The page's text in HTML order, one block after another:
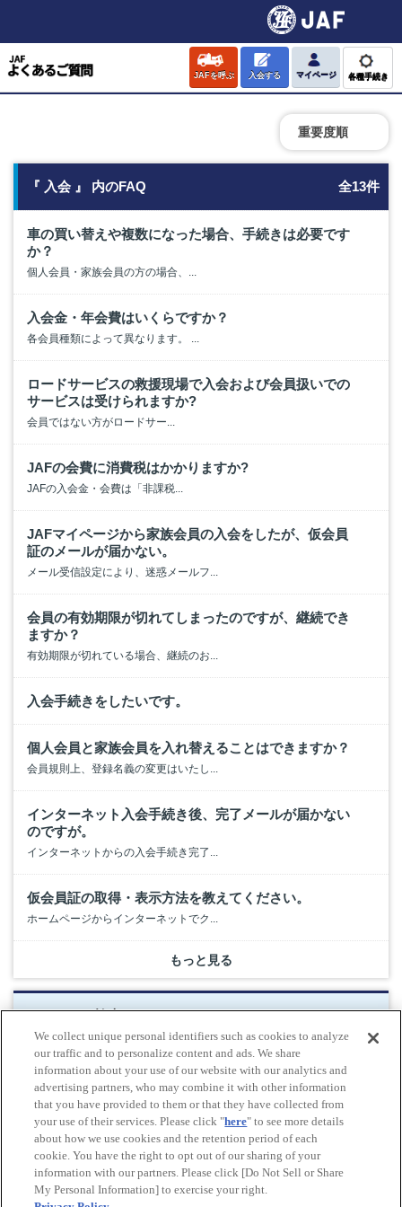
JAFを呼ぶ 入会する マイページ 各種手続き
重要度順
『 入会 』 内のFAQ 全13件
車の買い替えや複数になった場合、手続きは必要です
か？
個人会員・家族会員の方の場合、...
入会金・年会費はいくらですか？
各会員種類によって異なります。 ...
ロードサービスの救援現場で入会および会員扱いでの
サービスは受けられますか?
会員ではない方がロードサー...
JAFの会費に消費税はかかりますか?
JAFの入会金・会費は「非課税...
JAFマイページから家族会員の入会をしたが、仮会員
証のメールが届かない。
メール受信設定により、迷惑メールフ...
会員の有効期限が切れてしまったのですが、継続でき
ますか？
有効期限が切れている場合、継続のお...
入会手続きをしたいです。
個人会員と家族会員を入れ替えることはできますか？
会員規則上、登録名義の変更はいたし...
インターネット入会手続き後、完了メールが届かない
のですが。
インターネットからの入会手続き完了...
仮会員証の取得・表示方法を教えてください。
ホームページからインターネットでク...
もっと見る
キーワード検索
検索する
Do Not Sell or Share My Personal Information
© All rights reserved. JAF
We collect unique personal identifiers such as cookies to analyze
our traffic and to personalize content and ads. We share
information about your use of our website with our analytics and
advertising partners, who may combine it with other information
that you have provided to them or that they have collected from
your use of their services. Please click "here" to see more details
about how we use cookies and the retention period of each
cookie. You have the right to opt out of our sharing of your
information with our partners. Please click [Do Not Sell or Share
My Personal Information] to exercise your right.